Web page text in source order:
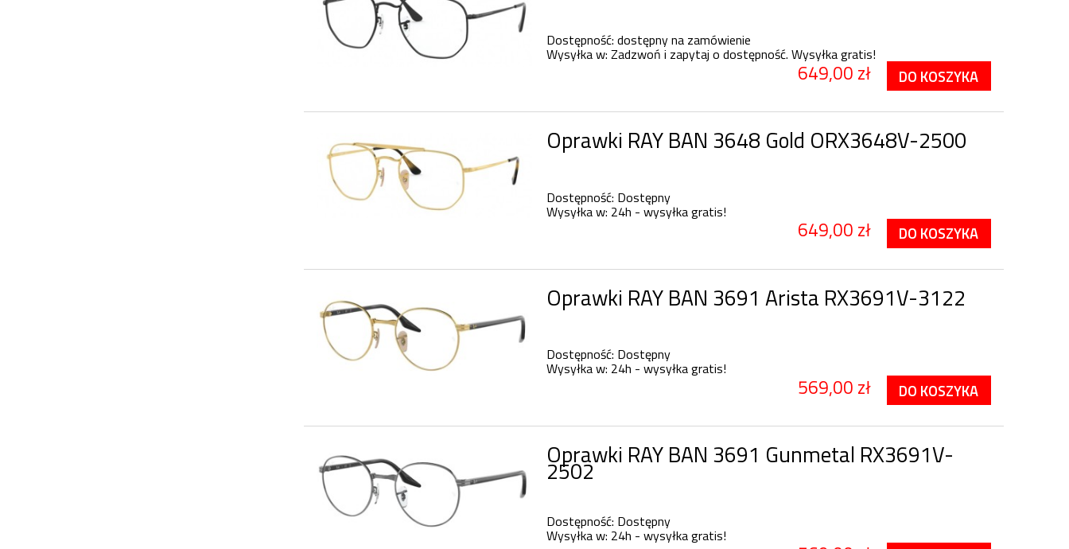
Dostępność: dostępny na zamówienie
Wysyłka w: Zadzwoń i zapytaj o dostępność. Wysyłka gratis!
649,00 zł DO KOSZYKA
Oprawki RAY BAN 3648 Gold ORX3648V-2500
Dostępność: Dostępny
Wysyłka w: 24h - wysyłka gratis!
649,00 zł DO KOSZYKA
Oprawki RAY BAN 3691 Arista RX3691V-3122
Dostępność: Dostępny
Wysyłka w: 24h - wysyłka gratis!
569,00 zł DO KOSZYKA
Oprawki RAY BAN 3691 Gunmetal RX3691V-
2502
Dostępność: Dostępny
Wysyłka w: 24h - wysyłka gratis!